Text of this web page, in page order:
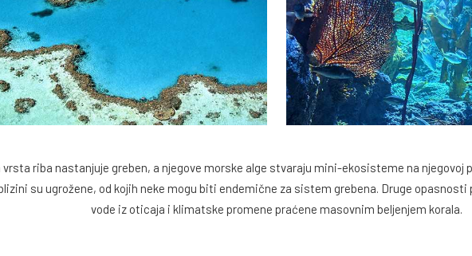
vrsta riba nastanjuje greben, a njegove morske alge stvaraju mini-ekosisteme na njegovoj
su ugrožene, od kojih neke mogu biti endemične za sistem grebena. Druge
vode iz oticaja i klimatske promene praćene masovnim beljenjem korala.